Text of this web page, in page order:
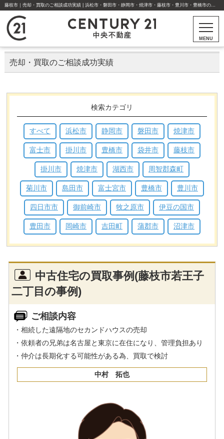
藤枝市｜売却・買取のご相談成功実績 | 浜松市・磐田市・静岡市・焼津市・藤枝市・豊川市・豊橋市の不動産はセンチュリー21中央不動産
MENU
売却・買取のご相談成功実績
検索カテゴリ
すべて 浜松市 静岡市 磐田市 焼津市
富士市 掛川市 豊橋市 袋井市 藤枝市
掛川市 焼津市 湖西市 周智郡森町
菊川市 島田市 富士宮市 豊橋市 豊川市
四日市市 御前崎市 牧之原市 伊豆の国市
豊田市 岡崎市 吉田町 蒲郡市 沼津市
中古住宅の買取事例(藤枝市若王子
二丁目の事例)
ご相談内容
・相続した遠隔地のセカンドハウスの売却
・依頼者の兄弟は名古屋と東京に在住になり、管理負担あり
・仲介は長期化する可能性がある為、買取で検討
中村 拓也